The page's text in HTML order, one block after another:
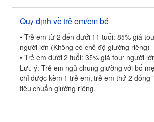
Quy định về trẻ em/em bé
• Trẻ em từ 2 đến dưới 11 tuổi: 85% giá
người lớn (Không có chế độ giường riêng)
• Trẻ em dưới 2 tuổi: 35% giá tour người
Lưu ý: Trẻ em ngủ chung giường với bố
chỉ được kèm 1 trẻ em, trẻ em thứ 2 đóng
tiêu chuẩn giường riêng.